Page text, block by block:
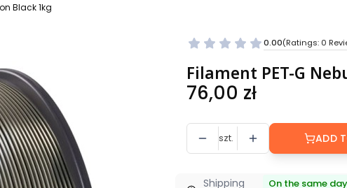
Black 1kg
0.00(Ratings: 0
Filament PET-G
Price
76,00 zł
szt. ADD
Shipping
On the same